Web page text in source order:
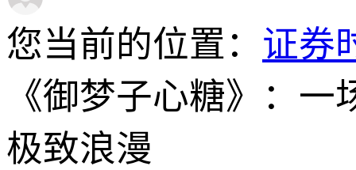
您当前的位置： 证券
《御梦子心糖》：
极致浪漫